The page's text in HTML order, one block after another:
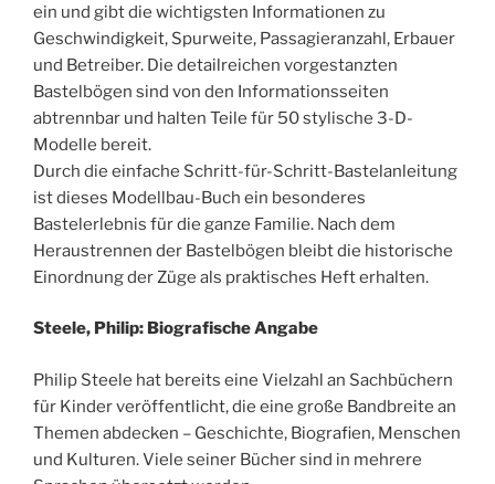
ein und gibt die wichtigsten Informationen zu
Geschwindigkeit, Spurweite, Passagieranzahl, Erbauer
und Betreiber. Die detailreichen vorgestanzten
Bastelbögen sind von den Informationsseiten
abtrennbar und halten Teile für 50 stylische 3-D-
Modelle bereit.
Durch die einfache Schritt-für-Schritt-Bastelanleitung
ist dieses Modellbau-Buch ein besonderes
Bastelerlebnis für die ganze Familie. Nach dem
Heraustrennen der Bastelbögen bleibt die historische
Einordnung der Züge als praktisches Heft erhalten.
Steele, Philip: Biografische Angabe
Philip Steele hat bereits eine Vielzahl an Sachbüchern
für Kinder veröffentlicht, die eine große Bandbreite an
Themen abdecken – Geschichte, Biografien, Menschen
und Kulturen. Viele seiner Bücher sind in mehrere